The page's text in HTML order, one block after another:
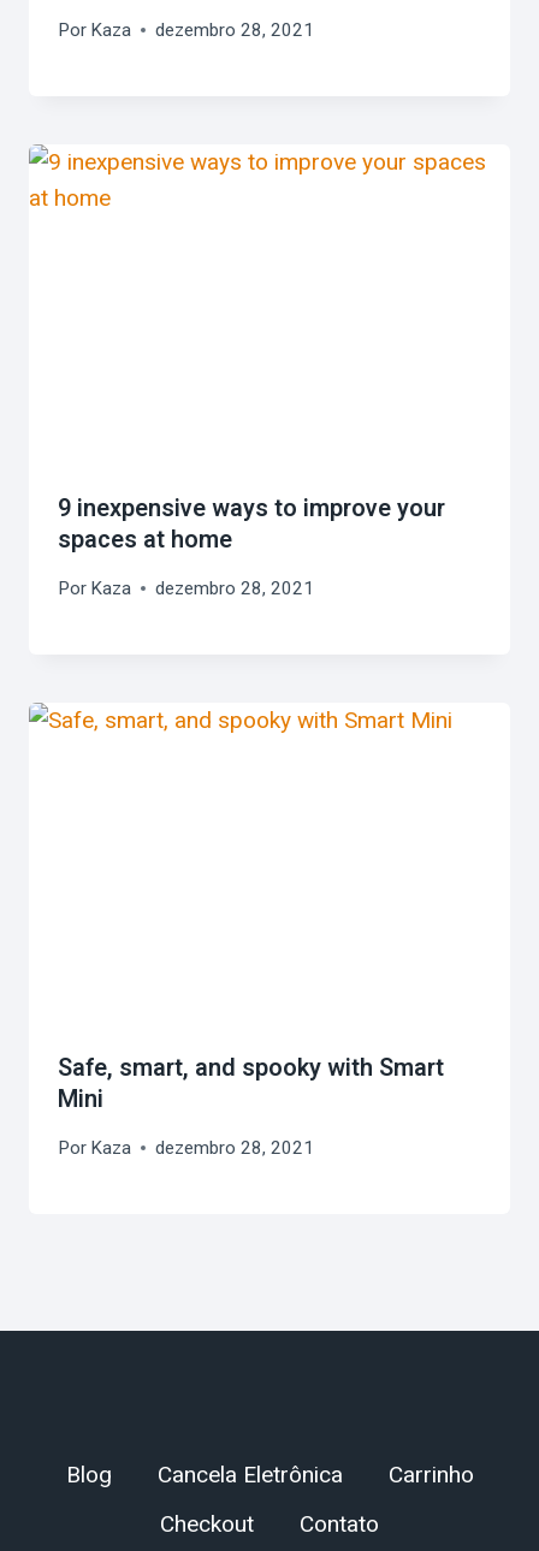
Por Kaza dezembro 28, 2021
9 inexpensive ways to improve your
spaces at home
Por Kaza dezembro 28, 2021
Safe, smart, and spooky with Smart
Mini
Por Kaza dezembro 28, 2021
Blog Cancela Eletrônica
Carrinho
Checkout
Contato